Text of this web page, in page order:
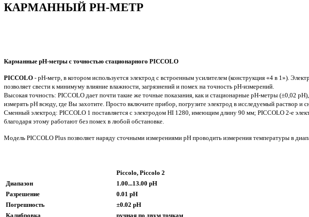
КАРМАННЫЙ PH-МЕТР
Карманные рН-метры с точностью стационарного PICCOLO
PICCOLO - рН-метр, в котором используется электрод с встроенным усилителем (конструкция «4 в 1»).
позволяет свести к минимуму влияние влажности, загрязнений и помех на точность рН-измерений.
Высокая точность: PICCOLO дает почти такие же точные показания, как и стационарные рН-метры (±0,02
измерять рН всюду, где Вы захотите. Просто включите прибор, погрузите электрод в исследуемый раствор и
Сменный электрод: PICCOLO 1 поставляется с электродом HI 1280, имеющим длину 90 мм; PICCOLO 2-е
благодаря этому работают без помех в любой обстановке.
Модель PICCOLO Plus позволяет наряду сточными измерениями рН проводить измерения температуры в
Piccolo, Piccolo 2
Диапазон
1.00...13.00 pH
Разрешение
0.01 pH
Погрешность
±0.02 pH
Калибровка
ручная по двум точкам